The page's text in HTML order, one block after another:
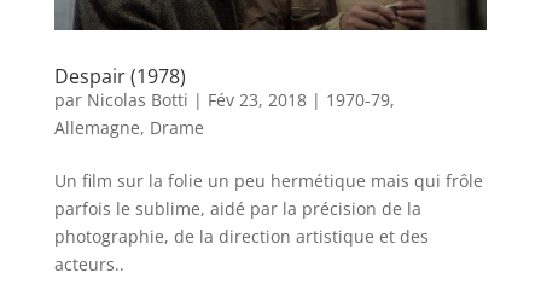
Despair (1978)
par Nicolas Botti | Fév 23, 2018| 1970-79,
Allemagne, Drame
Un film sur la folie un peu hermétique mais qui frôle
parfois le sublime, aidé par la précision de la
photographie, de la direction artistique et des
acteurs..